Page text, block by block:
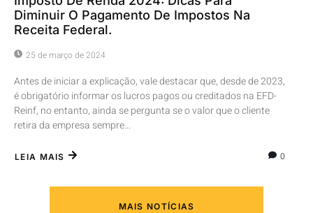
Diminuir O Pagamento De Impostos Na
Receita Federal.
25 de março de 2024
Antes de iniciar a explicação, vale destacar que, desde de 2023,
é obrigatório informar os lucros pagos ou creditados na EFD-
Reinf, no entanto, ainda se pergunta se o valor que o cliente
retira da empresa sempre...
LEIA MAIS 0
MAIS NOTÍCIAS